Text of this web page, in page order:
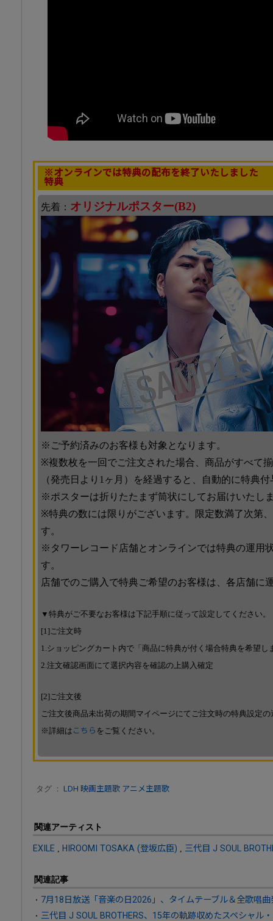
※オンラインでは特典の配布を終了いたしました
特典
先着： オリジナルポスター(B2)
※ご予約済みのお客様も対象となります。
※複数枚を一回でご注文された場合、商品がすべて
（発売日より1ヶ月）を経過すると、自動的に特典
※ポスターは折りたたまず筒状にしてお届けいたし
※特典の数には限りがございます。限定数満了次第
す。
※タワーレコード店舗とオンラインでは特典の運用
す。
店舗でのご購入で特典ご希望のお客様は、各店舗に
▼特典がご不要なお客様は下記手順に従って設定してください。
[1]ご注文時
1.ショッピングカート内で「商品に特典が付く場合特典を希望し
2.注文確認画面にて選択内容を確認の上購入確定
[2]ご注文後
ご注文後商品未出荷の期間マイページにてご注文時の特典設定
※詳細は こちら をご覧ください。
タグ ： LDH 映画主題歌 アニメ主題歌
関連アーティスト
EXILE HIROOMI TOSAKA (登坂広臣) 三代目 J SOUL
関連記事
7月18日放送「音楽の日2026」、タイムテーブル＆全歌唱曲
三代目 J SOUL BROTHERS、15年の軌跡収めたスペシャル